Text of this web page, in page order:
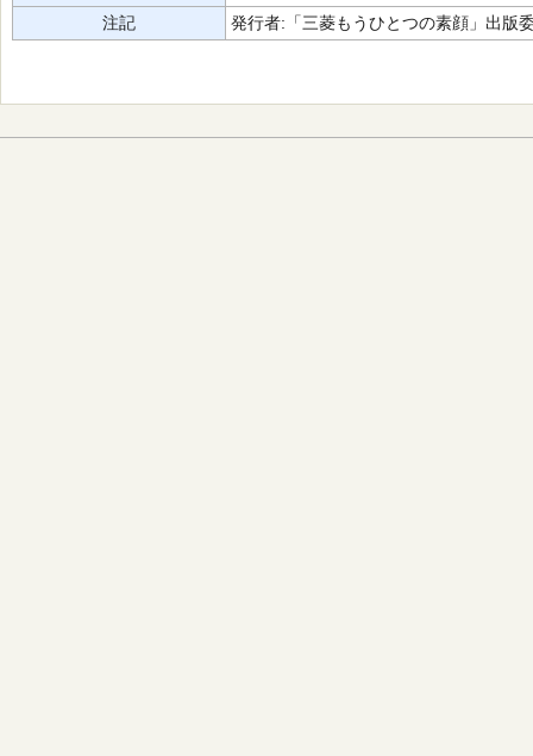
注記
発行者:「三菱もうひとつの素顔」出版